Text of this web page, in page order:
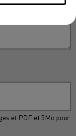
et PDF et 5Mo pour